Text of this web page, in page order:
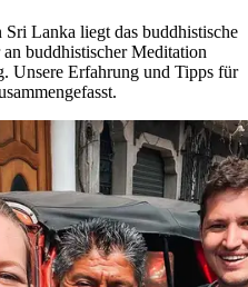
Lanka liegt das buddhistische
buddhistischer Meditation
Unsere Erfahrung und Tipps für